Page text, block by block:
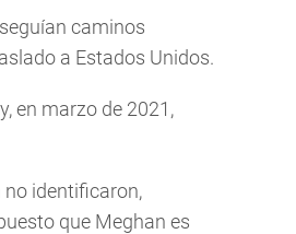
caminos
a Estados Unidos.
en marzo de 2021,
no identificaron,
que Meghan es